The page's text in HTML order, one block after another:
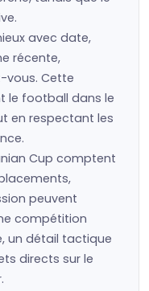
avec date,
récente,
vous. Cette
le football dans le
en respectant les
Cup comptent
peuvent
compétition
un détail tactique
directs sur le